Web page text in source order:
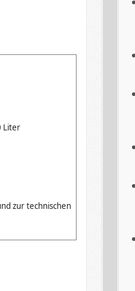
Liter
zur technischen